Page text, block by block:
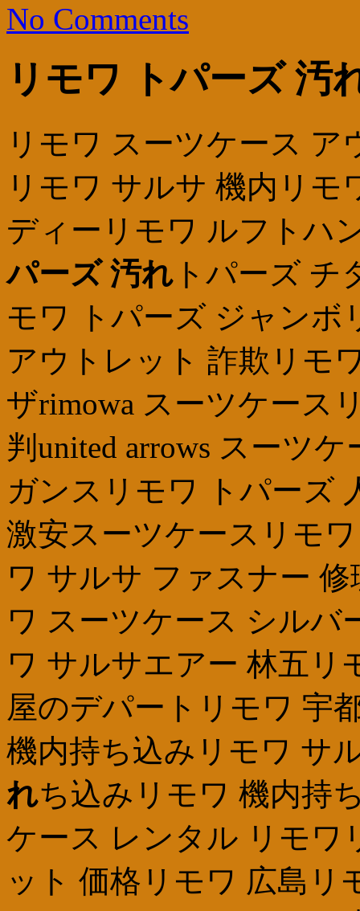
No Comments
リモワ トパーズ 汚
リモワ スーツケース
リモワ サルサ 機内リ
ディーリモワ ルフトハ
パーズ 汚れ トパーズ チ
モワ トパーズ ジャンボ
アウトレット 詐欺リモ
ザrimowa スーツケース
判united arrows スーツ
ガンスリモワ トパーズ
激安スーツケースリモ
ワ サルサ ファスナー
ワ スーツケース シルバ
ワ サルサエアー 林五リ
屋のデパートリモワ 宇
機内持ち込みリモワ サ
れち込みリモワ 機内持
ケース レンタル リモワ
ット 価格リモワ 広島リ